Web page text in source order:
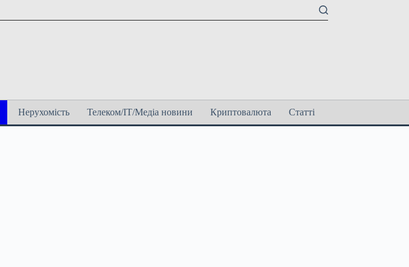
Нерухомість Телеком/ІТ/Медіа новини Криптовалюта Статті